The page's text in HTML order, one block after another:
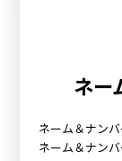
ネー
ネーム＆ナン
ネーム＆ナン